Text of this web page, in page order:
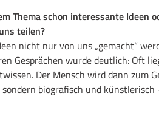
Thema schon interessante Ideen
teilen?
nicht nur von uns „gemacht“
Gesprächen wurde deutlich: Oft
Der Mensch wird dann zum
biografisch und